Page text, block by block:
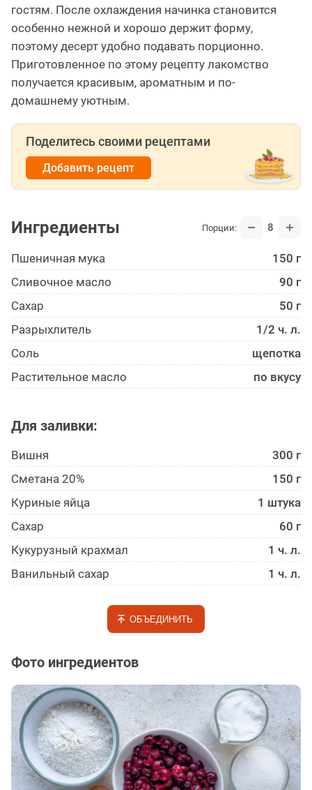
гостям. После охлаждения начинка становится
особенно нежной и хорошо держит форму,
поэтому десерт удобно подавать порционно.
Приготовленное по этому рецепту лакомство
получается красивым, ароматным и по-
домашнему уютным.
Поделитесь своими рецептами
Добавить рецепт
Ингредиенты Порции: 8
Пшеничная мука
150 г
Сливочное масло
90 г
Сахар
50 г
Разрыхлитель
1/2 ч. л.
Соль
щепотка
Растительное масло
по вкусу
Для заливки:
Вишня
300 г
Сметана 20%
150 г
Куриные яйца
1 штука
Сахар
60 г
Кукурузный крахмал
1 ч. л.
Ванильный сахар
1 ч. л.
ОБЪЕДИНИТЬ
Фото ингредиентов